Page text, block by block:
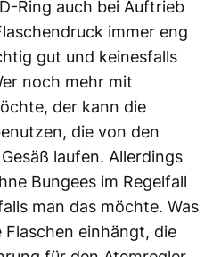
Ring auch bei Auftrieb
immer eng
gut und keinesfalls
noch mehr mit
der kann die
die von den
laufen. Allerdings
Bungees im Regelfall
man das möchte. Was
Flaschen einhängt, die